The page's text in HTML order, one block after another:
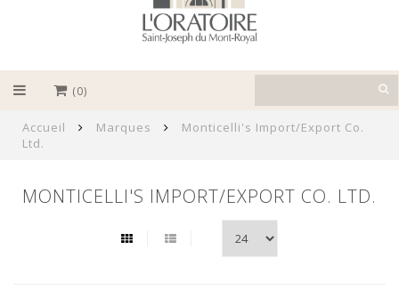
(0)
Accueil Marques
Monticelli's Import/Export Co.
Ltd.
MONTICELLI'S IMPORT/EXPORT CO. LTD.